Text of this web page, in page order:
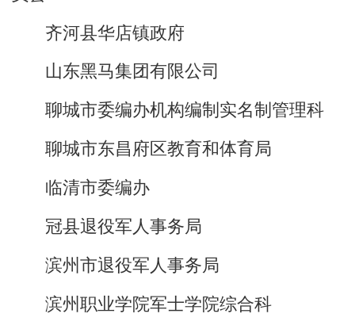
齐河县华店镇政府
山东黑马集团有限公司
聊城市委编办机构编制实名制管理科
聊城市东昌府区教育和体育局
临清市委编办
冠县退役军人事务局
滨州市退役军人事务局
滨州职业学院军士学院综合科